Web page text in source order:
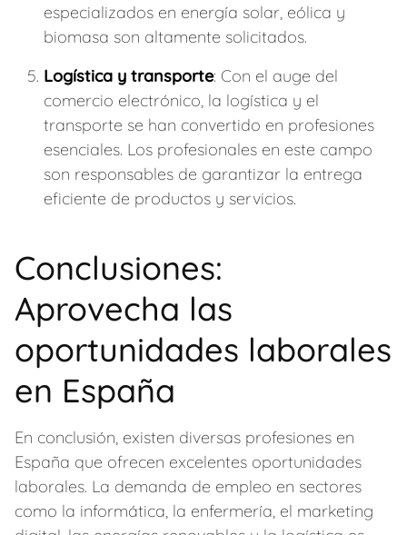
especializados en energía solar, eólica y
biomasa son altamente solicitados.
Logística y transporte: Con el auge del
comercio electrónico, la logística y el
transporte se han convertido en profesiones
esenciales. Los profesionales en este campo
son responsables de garantizar la entrega
eficiente de productos y servicios.
Conclusiones:
Aprovecha las
oportunidades laborales
en España
En conclusión, existen diversas profesiones en
España que ofrecen excelentes oportunidades
laborales. La demanda de empleo en sectores
como la informática, la enfermería, el marketing